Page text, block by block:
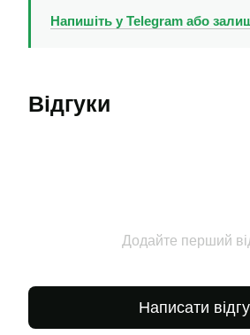
Напишіть у Telegram або
Відгуки
Додайте перший
Написати